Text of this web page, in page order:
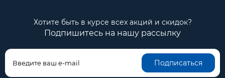
Хотите быть в курсе всех акций и скидок?
Подпишитесь на нашу рассылку
Подписаться